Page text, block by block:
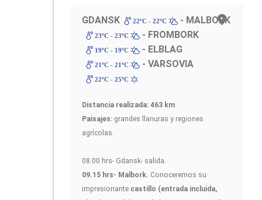
GDANSK 22ºC - 22ºC - MALBORK
23ºC - 23ºC - FROMBORK
19ºC - 19ºC - ELBLAG
21ºC - 21ºC - VARSOVIA
22ºC - 25ºC
Distancia realizada: 463 km
Paisajes: grandes llanuras y regiones
agrícolas.
08.00 hrs- Gdansk- salida.
09.15 hrs- Malbork. Conoceremos su
impresionante castillo (entrada incluida,